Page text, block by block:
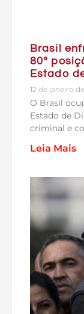
Brasil
80ª
Estado
12 de janeiro
O Brasil
Estado de
criminal e
Leia Mais